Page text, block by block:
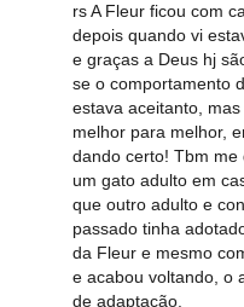
rs A Fleur ficou com
depois quando vi
e graças a Deus hj
se o comportamento
estava aceitanto,
melhor para melhor,
dando certo! Tbm me
um gato adulto em
que outro adulto e
passado tinha
da Fleur e mesmo
e acabou voltando, o
de adaptação.